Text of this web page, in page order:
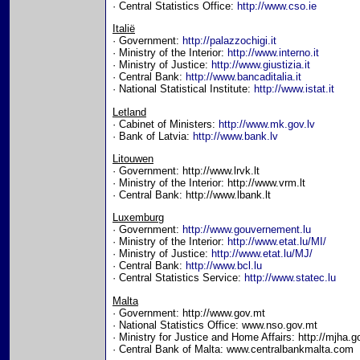
· Central Statistics Office: http://www.cso.ie
Italië
· Government: http://palazzochigi.it
· Ministry of the Interior: http://www.interno.it
· Ministry of Justice: http://www.giustizia.it
· Central Bank: http://www.bancaditalia.it
· National Statistical Institute: http://www.istat.it
Letland
· Cabinet of Ministers: http://www.mk.gov.lv
· Bank of Latvia: http://www.bank.lv
Litouwen
· Government: http://www.lrvk.lt
· Ministry of the Interior: http://www.vrm.lt
· Central Bank: http://www.lbank.lt
Luxemburg
· Government: http://www.gouvernement.lu
· Ministry of the Interior: http://www.etat.lu/MI/
· Ministry of Justice: http://www.etat.lu/MJ/
· Central Bank: http://www.bcl.lu
· Central Statistics Service: http://www.statec.lu
Malta
· Government: http://www.gov.mt
· National Statistics Office: www.nso.gov.mt
· Ministry for Justice and Home Affairs: http://
· Central Bank of Malta: www.centralbankmalta.com